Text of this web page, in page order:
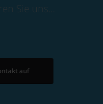
Sie uns…
auf